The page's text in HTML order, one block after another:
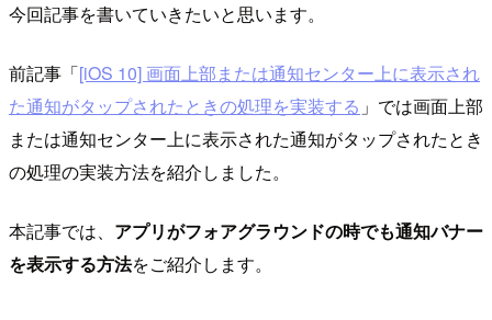
今回記事を書いていきたいと思います。
前記事「[iOS 10] 画面上部または通知センター上に表示され
た通知がタップされたときの処理を実装する 」では画面上部
または通知センター上に表示された通知がタップされたとき
の処理の実装方法を紹介しました。
本記事では、 アプリがフォアグラウンドの時でも通知バナー
を表示する方法をご紹介します。